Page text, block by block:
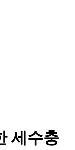
세수충